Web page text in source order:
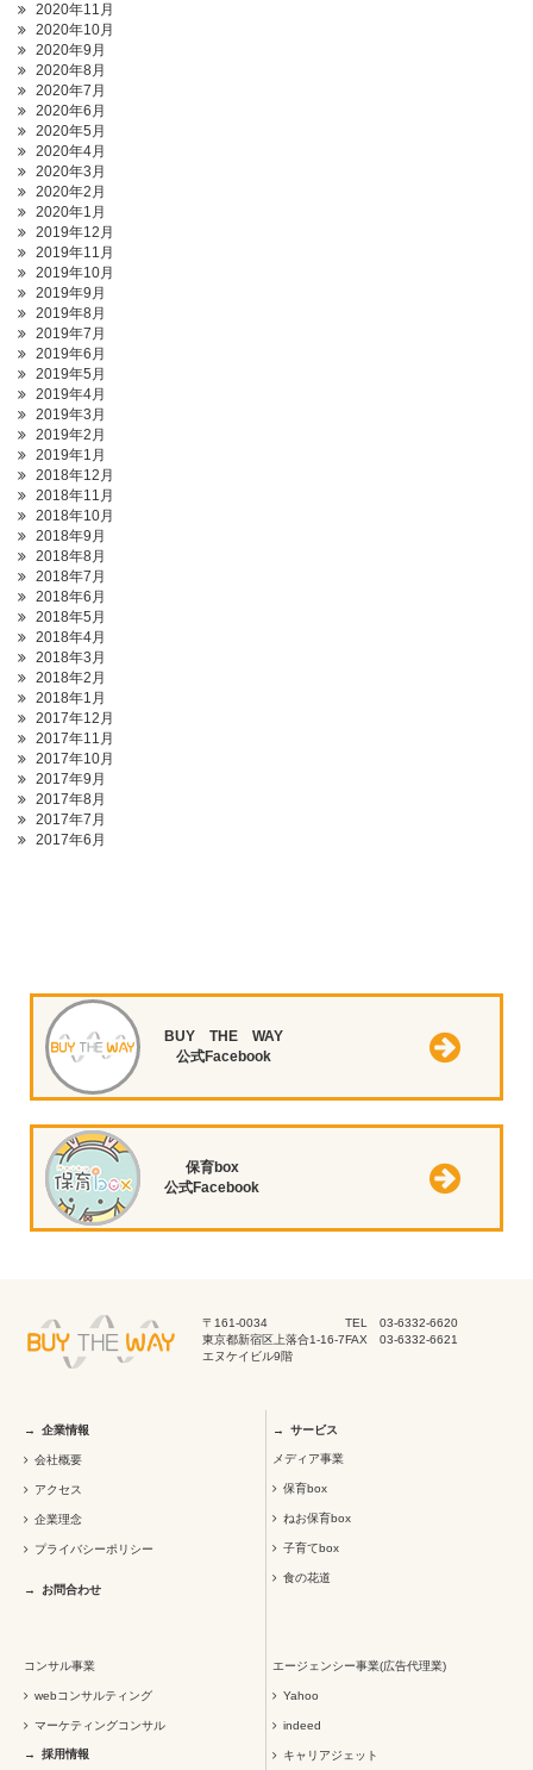
2020年11月
2020年10月
2020年9月
2020年8月
2020年7月
2020年6月
2020年5月
2020年4月
2020年3月
2020年2月
2020年1月
2019年12月
2019年11月
2019年10月
2019年9月
2019年8月
2019年7月
2019年6月
2019年5月
2019年4月
2019年3月
2019年2月
2019年1月
2018年12月
2018年11月
2018年10月
2018年9月
2018年8月
2018年7月
2018年6月
2018年5月
2018年4月
2018年3月
2018年2月
2018年1月
2017年12月
2017年11月
2017年10月
2017年9月
2017年8月
2017年7月
2017年6月
BUY THE WAY
公式Facebook
保育box
公式Facebook
〒161-0034
東京都新宿区上落合1-16-7
エヌケイビル9階
TEL 03-6332-6620
FAX 03-6332-6621
企業情報
会社概要
アクセス
企業理念
プライバシーポリシー
お問合わせ
サービス
メディア事業
保育box
ねお保育box
子育てbox
食の花道
コンサル事業
webコンサルティング
マーケティングコンサル
エージェンシー事業(広告代理業)
Yahoo
indeed
キャリアジェット
採用情報